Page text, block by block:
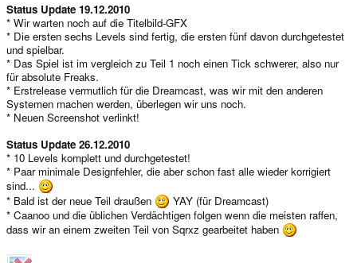
Status Update 19.12.2010
* Wir warten noch auf die Titelbild-GFX
* Die ersten sechs Levels sind fertig, die ersten fünf davon durchgetestet
und spielbar.
* Das Spiel ist im vergleich zu Teil 1 noch einen Tick schwerer, also nur
für absolute Freaks.
* Erstrelease vermutlich für die Dreamcast, was wir mit den anderen
Systemen machen werden, überlegen wir uns noch.
* Neuen Screenshot verlinkt!
Status Update 26.12.2010
* 10 Levels komplett und durchgetestet!
* Paar minimale Designfehler, die aber schon fast alle wieder korrigiert
sind...
* Bald ist der neue Teil draußen
YAY (für Dreamcast)
* Caanoo und die üblichen Verdächtigen folgen wenn die meisten raffen,
dass wir an einem zweiten Teil von Sqrxz gearbeitet haben